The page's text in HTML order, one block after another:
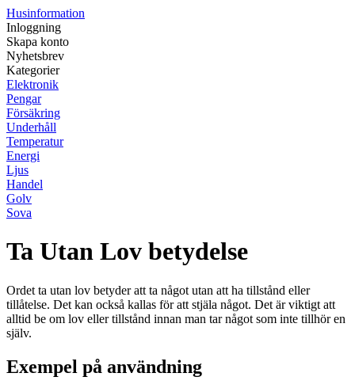
Husinformation
Inloggning
Skapa konto
Nyhetsbrev
Kategorier
Elektronik
Pengar
Försäkring
Underhåll
Temperatur
Energi
Ljus
Handel
Golv
Sova
Ta Utan Lov betydelse
Ordet ta utan lov betyder att ta något utan att ha tillstånd eller
tillåtelse. Det kan också kallas för att stjäla något. Det är viktigt att
alltid be om lov eller tillstånd innan man tar något som inte tillhör en
själv.
Exempel på användning